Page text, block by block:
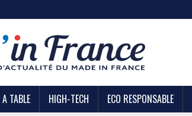
A TABLE HIGH-TECH ECO RESPONSABLE